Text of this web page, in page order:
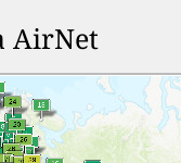
AirNet